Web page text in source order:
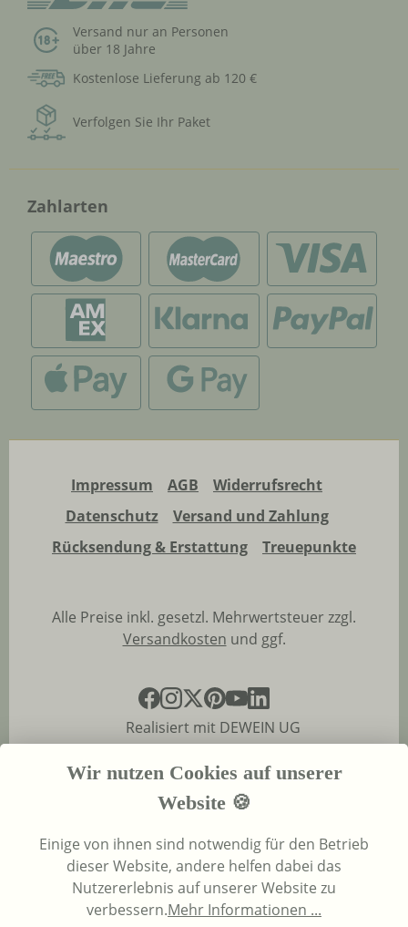
Versand nur an Personen
über 18 Jahre
Kostenlose Lieferung ab 120 €
Verfolgen Sie Ihr Paket
Zahlarten
Impressum AGB
Widerrufsrecht
Datenschutz
Versand und Zahlung
Rücksendung & Erstattung
Treuepunkte
Alle Preise inkl. gesetzl. Mehrwertsteuer zzgl.
Versandkosten und ggf.
Realisiert mit DEWEIN UG
Wir nutzen Cookies auf unserer
Website 🍪
Einige von ihnen sind notwendig für den Betrieb
dieser Website, andere helfen dabei das
Nutzererlebnis auf unserer Website zu
verbessern.Mehr Informationen ...